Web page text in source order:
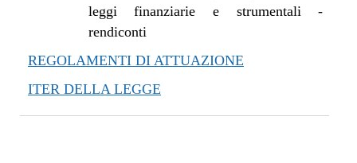
leggi finanziarie e strumentali -
rendiconti
REGOLAMENTI DI ATTUAZIONE
ITER DELLA LEGGE